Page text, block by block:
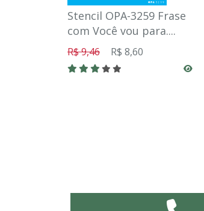
Stencil OPA-3259 Frase
com Você vou para....
R$ 9,46 R$ 8,60